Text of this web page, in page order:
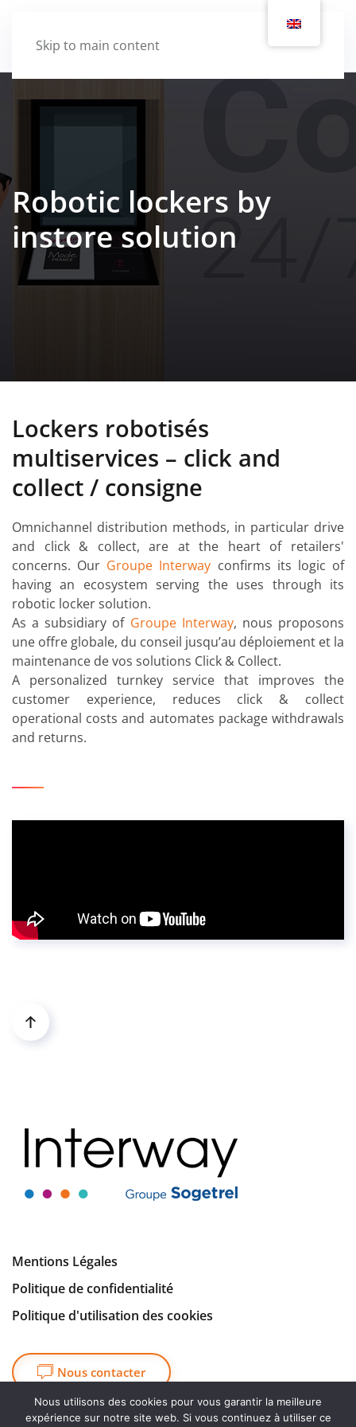
Skip to main content
Robotic lockers by
instore solution
Lockers robotisés
multiservices – click and
collect / consigne
Omnichannel distribution methods, in particular drive
and click & collect, are at the heart of retailers'
concerns. Our Groupe Interway confirms its logic of
having an ecosystem serving the uses through its
robotic locker solution.
As a subsidiary of Groupe Interway, nous proposons
une offre globale, du conseil jusqu’au déploiement et la
maintenance de vos solutions Click & Collect.
A personalized turnkey service that improves the
customer experience, reduces click & collect
operational costs and automates package withdrawals
and returns.
Mentions Légales
Politique de confidentialité
Politique d'utilisation des cookies
Nous contacter
Nous utilisons des cookies pour vous garantir la meilleure
expérience sur notre site web. Si vous continuez à utiliser ce